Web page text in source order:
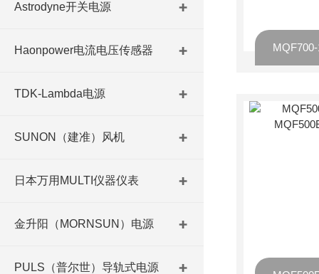
Astrodyne开关电源
Haonpower电流电压传感器
TDK-Lambda电源
SUNON（建准）风机
日本万用MULTI仪器仪表
金升阳（MORNSUN）电源
PULS（普尔世）导轨式电源